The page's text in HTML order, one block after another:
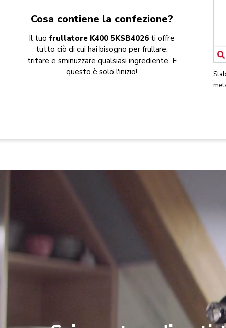
Cosa contiene la confezione?
Il tuofrullatore K400 5KSB4026 ti offre
tutto ciò di cui hai bisogno per frullare,
tritare e sminuzzare qualsiasi ingrediente. E
questo è solo l'inizio!